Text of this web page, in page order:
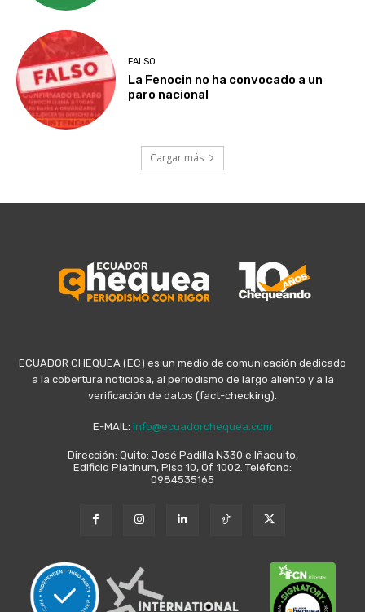
FALSO
La Fenocin no ha convocado a un
paro nacional
Cargar más
ECUADOR CHEQUEA (EC) es un medio de comunicación dedicado
a la cobertura noticiosa, al periodismo de largo aliento y a la
verificación de datos (fact-checking).
E-MAIL: info@ecuadorchequea.com
Dirección: Quito: José Padilla N330 e Iñaquito,
Edificio Platinum, Piso 10, Of. 1002. Teléfono:
0984535165